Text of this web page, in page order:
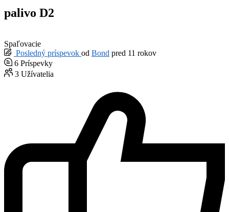
palivo D2
Spaľovacie
Posledný príspevok od Bond pred 11 rokov
6 Príspevky
3 Užívatelia